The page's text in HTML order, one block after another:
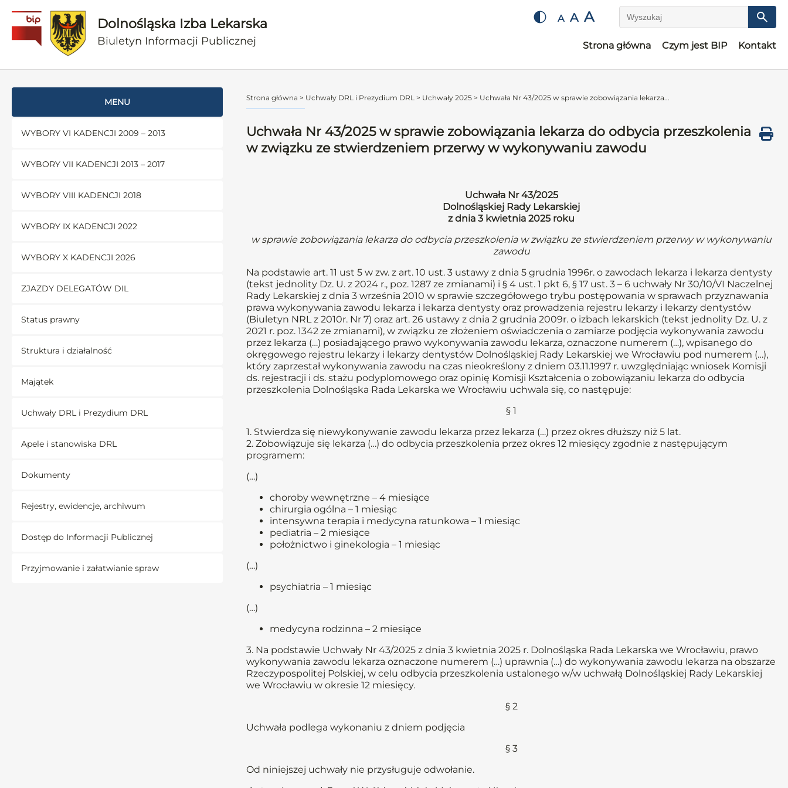
Dolnośląska Izba Lekarska
Biuletyn Informacji Publicznej
A A A Wyszukaj
Strona główna Czym jest BIP Kontakt
MENU
WYBORY VI KADENCJI 2009 – 2013
WYBORY VII KADENCJI 2013 – 2017
WYBORY VIII KADENCJI 2018
WYBORY IX KADENCJI 2022
WYBORY X KADENCJI 2026
ZJAZDY DELEGATÓW DIL
Status prawny
Struktura i działalność
Majątek
Uchwały DRL i Prezydium DRL
Apele i stanowiska DRL
Dokumenty
Rejestry, ewidencje, archiwum
Dostęp do Informacji Publicznej
Przyjmowanie i załatwianie spraw
Strona główna > Uchwały DRL i Prezydium DRL > Uchwały 2025 > Uchwała Nr 43/2025 w sprawie zobowiązania lekarza...
Uchwała Nr 43/2025 w sprawie zobowiązania lekarza do odbycia przeszkolenia
w związku ze stwierdzeniem przerwy w wykonywaniu zawodu
Uchwała Nr 43/2025
Dolnośląskiej Rady Lekarskiej
z dnia 3 kwietnia 2025 roku
w sprawie zobowiązania lekarza do odbycia przeszkolenia w związku ze stwierdzeniem przerwy w wykonywaniu
zawodu
Na podstawie art. 11 ust 5 w zw. z art. 10 ust. 3 ustawy z dnia 5 grudnia 1996r. o zawodach lekarza i lekarza dentysty
(tekst jednolity Dz. U. z 2024 r., poz. 1287 ze zmianami) i § 4 ust. 1 pkt 6, § 17 ust. 3 – 6 uchwały Nr 30/10/VI Naczelnej
Rady Lekarskiej z dnia 3 września 2010 w sprawie szczegółowego trybu postępowania w sprawach przyznawania
prawa wykonywania zawodu lekarza i lekarza dentysty oraz prowadzenia rejestru lekarzy i lekarzy dentystów
(Biuletyn NRL z 2010r. Nr 7) oraz art. 26 ustawy z dnia 2 grudnia 2009r. o izbach lekarskich (tekst jednolity Dz. U. z
2021 r. poz. 1342 ze zmianami), w związku ze złożeniem oświadczenia o zamiarze podjęcia wykonywania zawodu
przez lekarza (…) posiadającego prawo wykonywania zawodu lekarza, oznaczone numerem (…), wpisanego do
okręgowego rejestru lekarzy i lekarzy dentystów Dolnośląskiej Rady Lekarskiej we Wrocławiu pod numerem (…),
który zaprzestał wykonywania zawodu na czas nieokreślony z dniem 03.11.1997 r. uwzględniając wniosek Komisji
ds. rejestracji i ds. stażu podyplomowego oraz opinię Komisji Kształcenia o zobowiązaniu lekarza do odbycia
przeszkolenia Dolnośląska Rada Lekarska we Wrocławiu uchwala się, co następuje:
§ 1
1. Stwierdza się niewykonywanie zawodu lekarza przez lekarza (…) przez okres dłuższy niż 5 lat.
2. Zobowiązuje się lekarza (…) do odbycia przeszkolenia przez okres 12 miesięcy zgodnie z następującym
programem:
(…)
choroby wewnętrzne – 4 miesiące
chirurgia ogólna – 1 miesiąc
intensywna terapia i medycyna ratunkowa – 1 miesiąc
pediatria – 2 miesiące
położnictwo i ginekologia – 1 miesiąc
(…)
psychiatria – 1 miesiąc
(…)
medycyna rodzinna – 2 miesiące
3. Na podstawie Uchwały Nr 43/2025 z dnia 3 kwietnia 2025 r. Dolnośląska Rada Lekarska we Wrocławiu, prawo
wykonywania zawodu lekarza oznaczone numerem (…) uprawnia (…) do wykonywania zawodu lekarza na obszarze
Rzeczypospolitej Polskiej, w celu odbycia przeszkolenia ustalonego w/w uchwałą Dolnośląskiej Rady Lekarskiej
we Wrocławiu w okresie 12 miesięcy.
§ 2
Uchwała podlega wykonaniu z dniem podjęcia
§ 3
Od niniejszej uchwały nie przysługuje odwołanie.